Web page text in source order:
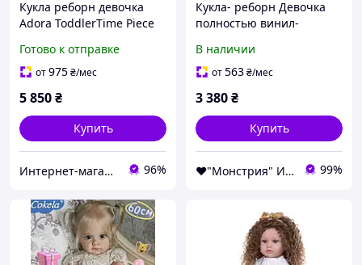
Кукла реборн девочка
Adora ToddlerTime Piece
торта 51 см. (20015005)
(B00T68PUYI)
Готово к отправке
от975₴/мес
5 850₴
Купить
Интернет-магазин "Pegas" 96%
Кукла- реборн Девочка
полностью винил-
аксессуарами, 51 см
В наличии
от563₴/мес
3 380₴
Купить
❤️"Монстрия" Интернет-магазин ❤️ 99%